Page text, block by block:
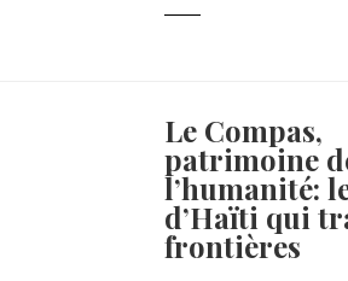
Le Compas,
patrimoine
l’humanité:
d’Haïti qui
frontières